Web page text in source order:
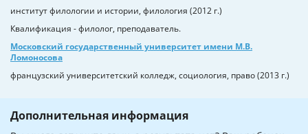
институт филологии и истории, филология (2012 г.)
Квалификация - филолог, преподаватель.
Московский государственный университет имени М.В.
Ломоносова
французский университетский колледж, социология, право (2013 г.)
Дополнительная информация